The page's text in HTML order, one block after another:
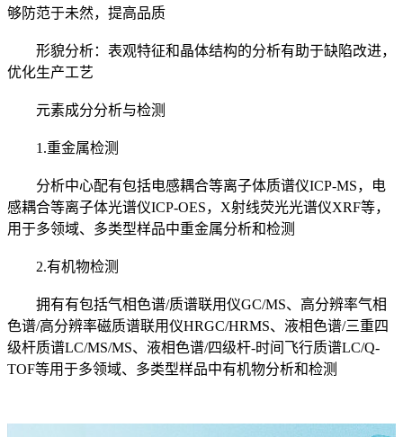
够防范于未然，提高品质
形貌分析：表观特征和晶体结构的分析有助于缺陷改进，
优化生产工艺
元素成分分析与检测
1.重金属检测
分析中心配有包括电感耦合等离子体质谱仪ICP-MS，电
感耦合等离子体光谱仪ICP-OES，X射线荧光光谱仪XRF等，
用于多领域、多类型样品中重金属分析和检测
2.有机物检测
拥有有包括气相色谱/质谱联用仪GC/MS、高分辨率气相
色谱/高分辨率磁质谱联用仪HRGC/HRMS、液相色谱/三重四
级杆质谱LC/MS/MS、液相色谱/四级杆-时间飞行质谱LC/Q-
TOF等用于多领域、多类型样品中有机物分析和检测